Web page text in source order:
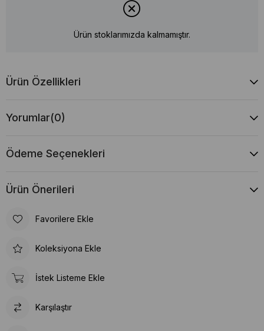
Ürün stoklarımızda kalmamıştır.
Ürün Özellikleri
Yorumlar(0)
Ödeme Seçenekleri
Ürün Önerileri
Favorilere Ekle
Koleksiyona Ekle
İstek Listeme Ekle
Karşılaştır